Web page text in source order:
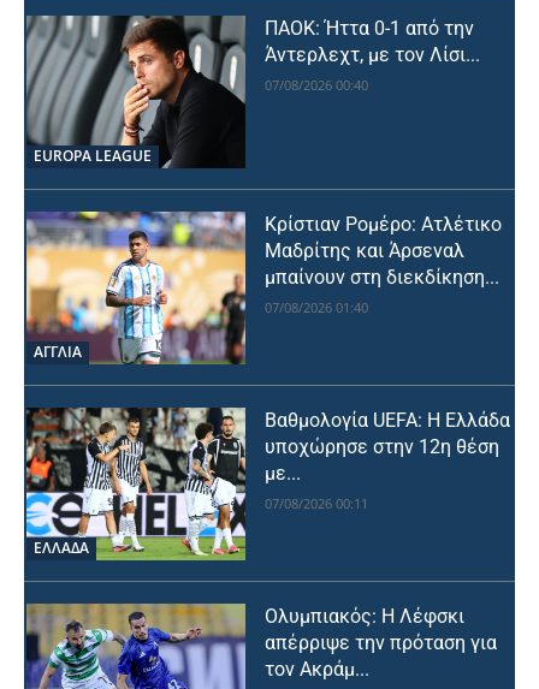
EUROPA LEAGUE
ΠΑΟΚ: Ήττα 0-1 από την
Άντερλεχτ, με τον Λίσι...
07/08/2026 00:40
ΑΓΓΛΙΑ
Κρίστιαν Ρομέρο: Ατλέτικο
Μαδρίτης και Άρσεναλ
μπαίνουν στη διεκδίκηση...
07/08/2026 01:40
ΕΛΛΑΔΑ
Βαθμολογία UEFA: Η Ελλάδα
υποχώρησε στην 12η θέση
με...
07/08/2026 00:11
Ολυμπιακός: Η Λέφσκι
απέρριψε την πρόταση για
τον Ακράμ...